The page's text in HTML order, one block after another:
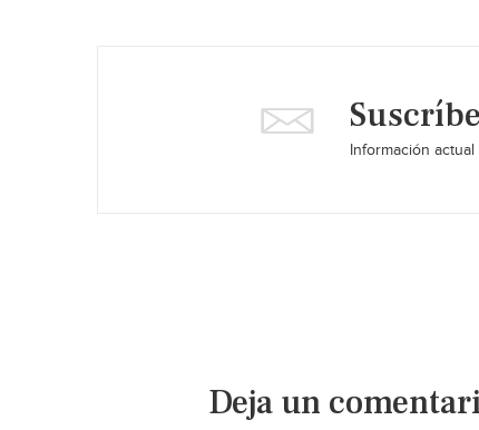
Información
Deja un